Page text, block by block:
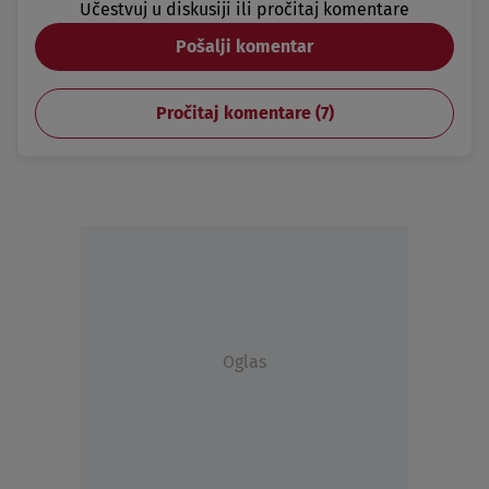
Učestvuj u diskusiji ili pročitaj komentare
Pošalji komentar
Pročitaj komentare (7)
Oglas